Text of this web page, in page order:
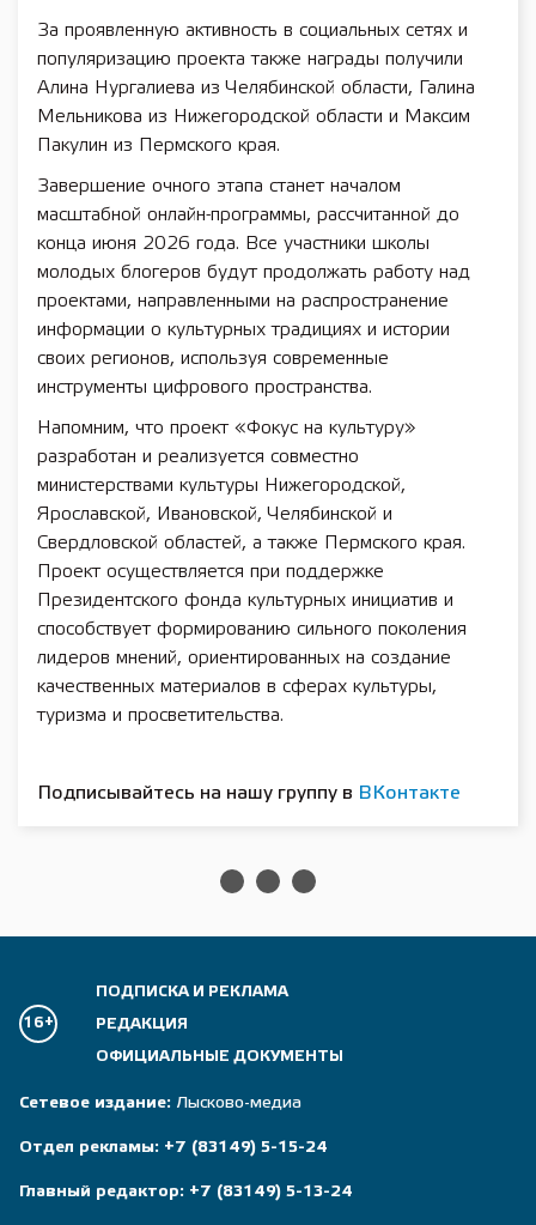
За проявленную активность в социальных сетях и
популяризацию проекта также награды получили
Алина Нургалиева из Челябинской области, Галина
Мельникова из Нижегородской области и Максим
Пакулин из Пермского края.
Завершение очного этапа станет началом
масштабной онлайн-программы, рассчитанной до
конца июня 2026 года. Все участники школы
молодых блогеров будут продолжать работу над
проектами, направленными на распространение
информации о культурных традициях и истории
своих регионов, используя современные
инструменты цифрового пространства.
Напомним, что проект «Фокус на культуру»
разработан и реализуется совместно
министерствами культуры Нижегородской,
Ярославской, Ивановской, Челябинской и
Свердловской областей, а также Пермского края.
Проект осуществляется при поддержке
Президентского фонда культурных инициатив и
способствует формированию сильного поколения
лидеров мнений, ориентированных на создание
качественных материалов в сферах культуры,
туризма и просветительства.
Подписывайтесь на нашу группу в ВКонтакте
Тренеры из Нижегородской
ОБЛАСТЬ
10:41,
ПРЕСС-СЛУЖБА
Девять жителей Нижегородской области стали
возможностей» по итогам второго этапа конкурса
обучение в Московском государственном